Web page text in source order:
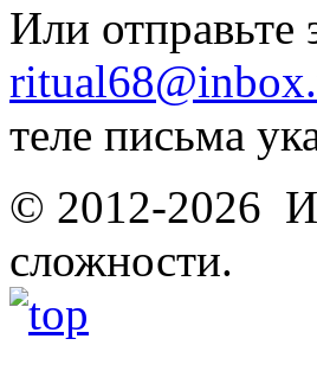
Или отправьте
теле письма
© 2012-2026
сложности.